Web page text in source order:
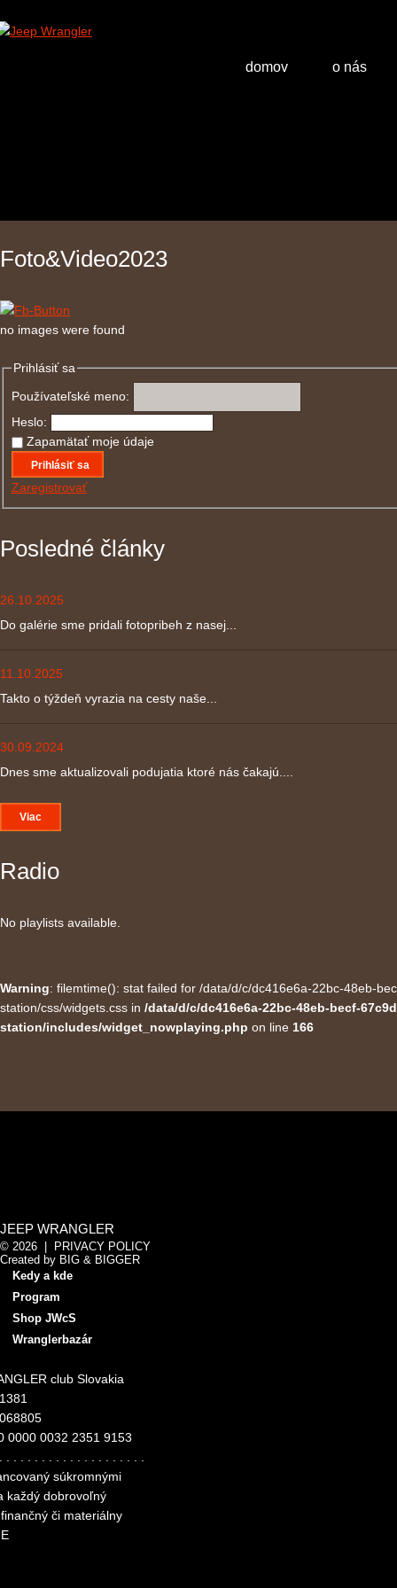
domov o nás
Foto&Video2023
no images were found
Prihlásiť sa
Používateľské meno:
Heslo:
Zapamätať moje údaje
Prihlásiť sa
Zaregistrovať
Posledné články
26.10.2025
Do galérie sme pridali fotopribeh z nasej...
11.10.2025
Takto o týždeň vyrazia na cesty naše...
30.09.2024
Dnes sme aktualizovali podujatia ktoré nás čakajú....
Viac
Radio
No playlists available.
Warning: filemtime(): stat failed for /data/d/c/dc416e6a-22bc-48eb-
station/css/widgets.css in /data/d/c/dc416e6a-22bc-48eb-becf-
station/includes/widget_nowplaying.php on line 166
JEEP WRANGLER
© 2026 |
PRIVACY POLICY
Created by BIG & BIGGER
Kedy a kde
Program
Shop JWcS
Wranglerbazár
club Slovakia
0000 0032 2351 9153
. . . . . . . . . . . . . . . . . . . .
súkromnými
každý dobrovoľný
či materiálny